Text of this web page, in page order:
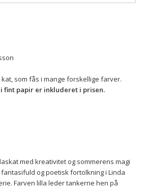
som fås i mange forskellige farver.
fint papir er inkluderet i prisen.
med kreativitet og sommerens magi
og poetisk fortolkning i Linda
Farven lilla leder tankerne hen på